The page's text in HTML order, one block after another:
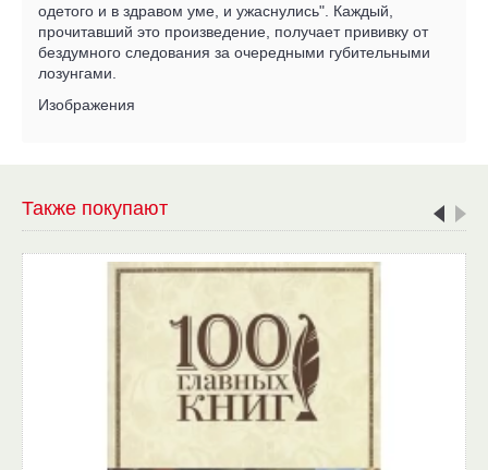
одетого и в здравом уме, и ужаснулись". Каждый,
прочитавший это произведение, получает прививку от
бездумного следования за очередными губительными
лозунгами.
Изображения
Также покупают